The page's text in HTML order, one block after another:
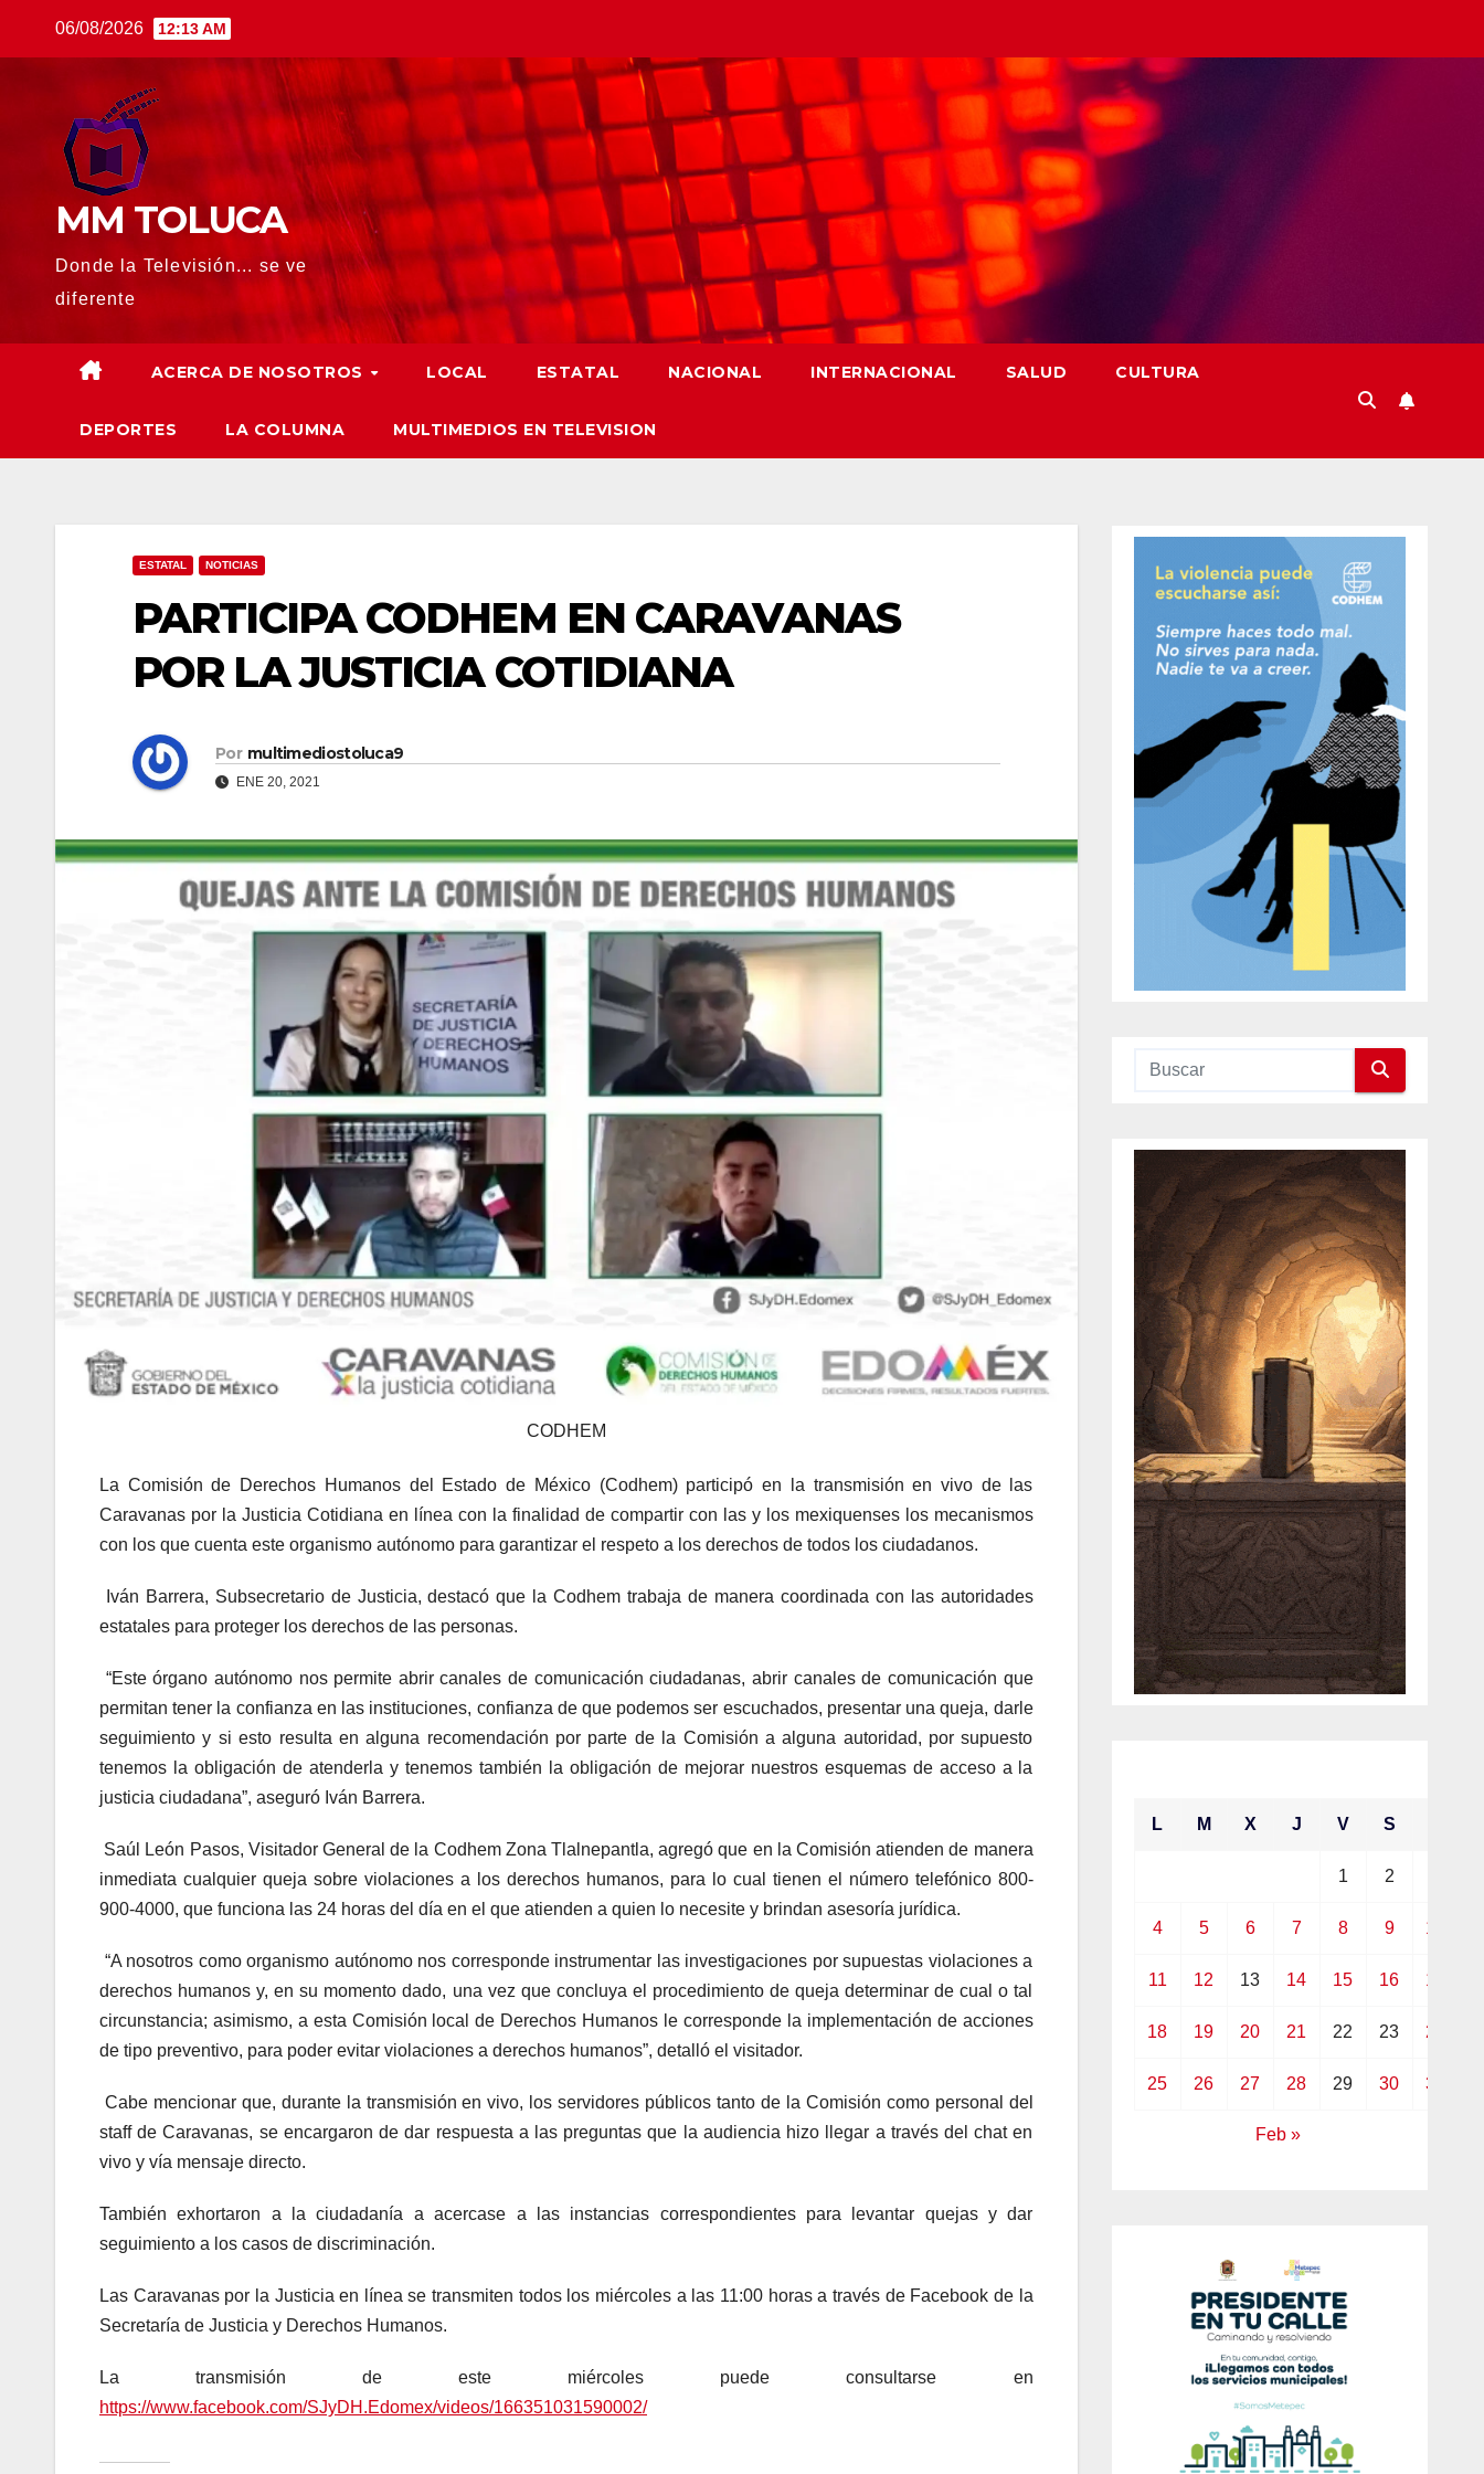
06/08/2026 12:13 AM
MM TOLUCA
Donde la Televisión... se ve
diferente
ACERCA DE NOSOTROS LOCAL ESTATAL NACIONAL INTERNACIONAL SALUD CULTURA
DEPORTES LA COLUMNA MULTIMEDIOS EN TELEVISION
ESTATAL NOTICIAS
PARTICIPA CODHEM EN CARAVANAS
POR LA JUSTICIA COTIDIANA
Por multimediostoluca9
ENE 20, 2021
CODHEM
La Comisión de Derechos Humanos del Estado de México (Codhem) participó en la transmisión en vivo de las
Caravanas por la Justicia Cotidiana en línea con la finalidad de compartir con las y los mexiquenses los mecanismos
con los que cuenta este organismo autónomo para garantizar el respeto a los derechos de todos los ciudadanos.
Iván Barrera, Subsecretario de Justicia, destacó que la Codhem trabaja de manera coordinada con las autoridades
estatales para proteger los derechos de las personas.
“Este órgano autónomo nos permite abrir canales de comunicación ciudadanas, abrir canales de comunicación que
permitan tener la confianza en las instituciones, confianza de que podemos ser escuchados, presentar una queja, darle
seguimiento y si esto resulta en alguna recomendación por parte de la Comisión a alguna autoridad, por supuesto
tenemos la obligación de atenderla y tenemos también la obligación de mejorar nuestros esquemas de acceso a la
justicia ciudadana”, aseguró Iván Barrera.
Saúl León Pasos, Visitador General de la Codhem Zona Tlalnepantla, agregó que en la Comisión atienden de manera
inmediata cualquier queja sobre violaciones a los derechos humanos, para lo cual tienen el número telefónico 800-
900-4000, que funciona las 24 horas del día en el que atienden a quien lo necesite y brindan asesoría jurídica.
“A nosotros como organismo autónomo nos corresponde instrumentar las investigaciones por supuestas violaciones a
derechos humanos y, en su momento dado, una vez que concluya el procedimiento de queja determinar de cual o tal
circunstancia; asimismo, a esta Comisión local de Derechos Humanos le corresponde la implementación de acciones
de tipo preventivo, para poder evitar violaciones a derechos humanos”, detalló el visitador.
Cabe mencionar que, durante la transmisión en vivo, los servidores públicos tanto de la Comisión como personal del
staff de Caravanas, se encargaron de dar respuesta a las preguntas que la audiencia hizo llegar a través del chat en
vivo y vía mensaje directo.
También exhortaron a la ciudadanía a acercase a las instancias correspondientes para levantar quejas y dar
seguimiento a los casos de discriminación.
Las Caravanas por la Justicia en línea se transmiten todos los miércoles a las 11:00 horas a través de Facebook de la
Secretaría de Justicia y Derechos Humanos.
La transmisión de este miércoles puede consultarse en
https://www.facebook.com/SJyDH.Edomex/videos/166351031590002/
L M X J V S
1 2
4 5 6 7 8 9 10
11 12 13 14 15 16 17
18 19 20 21 22 23 24
25 26 27 28 29 30 31
Feb »